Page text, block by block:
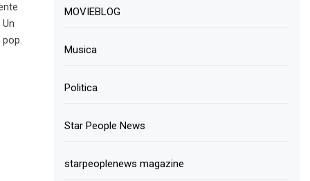
MOVIEBLOG
Musica
Politica
Star People News
starpeoplenews magazine